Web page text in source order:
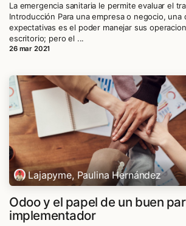
La emergencia sanitaria le permite evaluar el
Introducción Para una empresa o negocio, una
expectativas es el poder manejar sus
escritorio; pero el ...
26 mar 2021
Lajapyme, Paulina Hernández
Odoo y el papel de un buen
implementador